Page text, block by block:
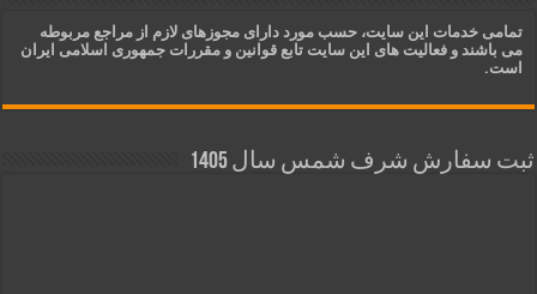
تمامی خدمات این سایت، حسب مورد دارای مجوزهای لازم از مراجع مربوطه
می باشند و فعالیت های این سایت تابع قوانین و مقررات جمهوری اسلامی ایران
است.
ثبت سفارش شرف شمس سال 1405